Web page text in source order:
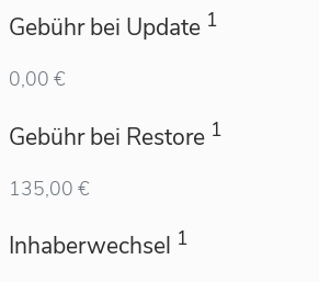
Gebühr bei Update 1
0,00 €
Gebühr bei Restore 1
135,00 €
Inhaberwechsel 1